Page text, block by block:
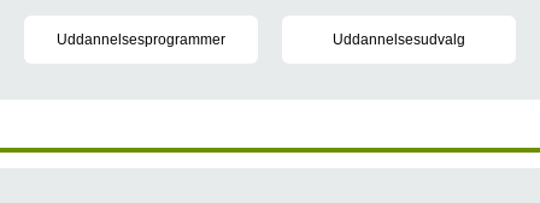
Uddannelsesprogrammer Uddannelsesudvalg